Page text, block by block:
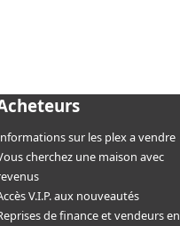
sur les plex a vendre
cherchez une maison avec
V.I.P. aux nouveautés
de finance et vendeurs en